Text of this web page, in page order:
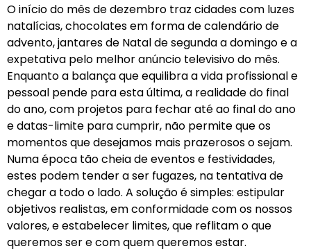
O início do mês de dezembro traz cidades com luzes
natalícias, chocolates em forma de calendário de
advento, jantares de Natal de segunda a domingo e a
expetativa pelo melhor anúncio televisivo do mês.
Enquanto a balança que equilibra a vida profissional e
pessoal pende para esta última, a realidade do final
do ano, com projetos para fechar até ao final do ano
e datas-limite para cumprir, não permite que os
momentos que desejamos mais prazerosos o sejam.
Numa época tão cheia de eventos e festividades,
estes podem tender a ser fugazes, na tentativa de
chegar a todo o lado. A solução é simples: estipular
objetivos realistas, em conformidade com os nossos
valores, e estabelecer limites, que reflitam o que
queremos ser e com quem queremos estar.